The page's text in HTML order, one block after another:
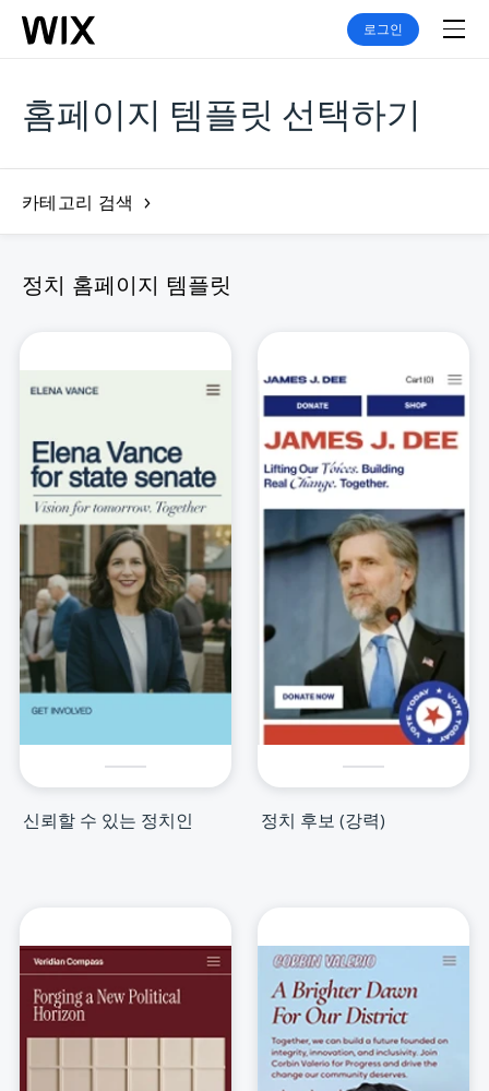
로그인
홈페이지 템플릿 선택하기
카테고리 검색
정치 홈페이지 템플릿
신뢰할 수 있는 정치인 정치 후보 (강력)